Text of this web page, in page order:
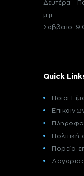
Δευτέρα -
μ.μ.
Σάββατο:
Quick
Ποιοι
Πορεία